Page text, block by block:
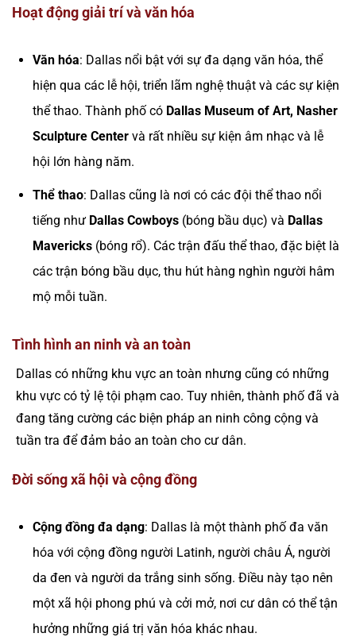
Hoạt động giải trí và văn hóa
Văn hóa: Dallas nổi bật với sự đa dạng văn hóa, thể
hiện qua các lễ hội, triển lãm nghệ thuật và các sự kiện
thể thao. Thành phố có Dallas Museum of Art, Nasher
Sculpture Centervà rất nhiều sự kiện âm nhạc và lễ
hội lớn hàng năm.
Thể thao: Dallas cũng là nơi có các đội thể thao nổi
tiếng như Dallas Cowboys(bóng bầu dục) và Dallas
Mavericks(bóng rổ). Các trận đấu thể thao, đặc biệt là
các trận bóng bầu dục, thu hút hàng nghìn người hâm
mộ mỗi tuần.
Tình hình an ninh và an toàn
Dallas có những khu vực an toàn nhưng cũng có những
khu vực có tỷ lệ tội phạm cao. Tuy nhiên, thành phố đã và
đang tăng cường các biện pháp an ninh công cộng và
tuần tra để đảm bảo an toàn cho cư dân.
Đời sống xã hội và cộng đồng
Cộng đồng đa dạng: Dallas là một thành phố đa văn
hóa với cộng đồng người Latinh, người châu Á, người
da đen và người da trắng sinh sống. Điều này tạo nên
một xã hội phong phú và cởi mở, nơi cư dân có thể tận
hưởng những giá trị văn hóa khác nhau.